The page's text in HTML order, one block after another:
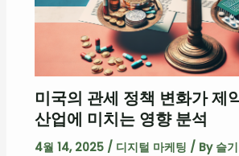
미국의 관세 정책 변화가 제
산업에 미치는 영향 분석
4월 14, 2025 / 디지털 마케팅 / By 슬